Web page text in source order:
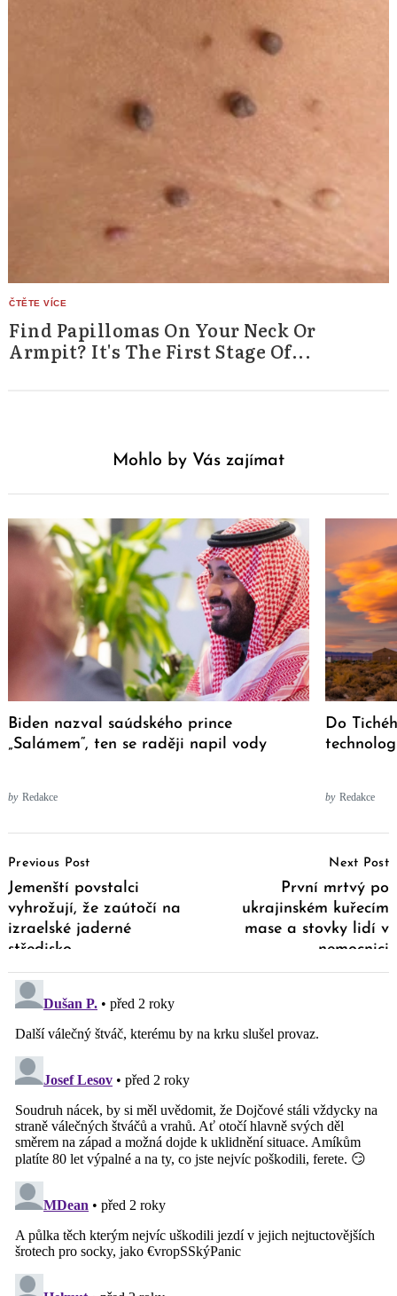
Find Papillomas On Your Neck Or
Armpit? It's The First Stage Of...
Mohlo by Vás zajímat
Biden nazval saúdského prince
„Salámem“, ten se raději napil vody
by Redakce
Do
by Redakce
Navigation
Previous Post
Jemenští povstalci
vyhrožují, že zaútočí na
izraelské jaderné
středisko
Next Post
První mrtvý po
ukrajinském kuřecím
mase a stovky lidí v
nemocnici